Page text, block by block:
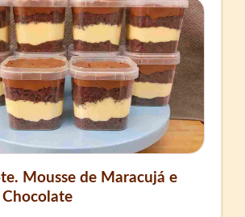
Mousse de Maracujá e
Chocolate